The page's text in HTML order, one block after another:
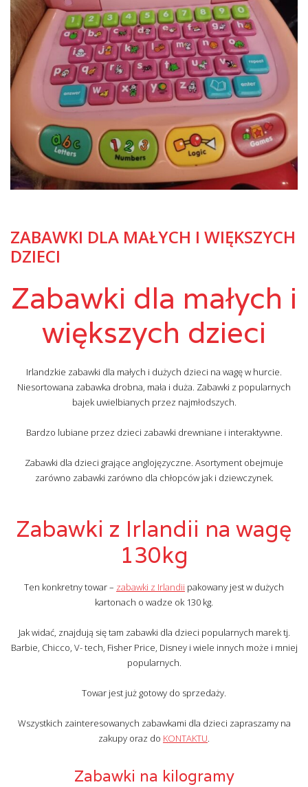
ZABAWKI DLA MAŁYCH I WIĘKSZYCH
DZIECI
Zabawki dla małych i
większych dzieci
Irlandzkie zabawki dla małych i dużych dzieci na wagę w hurcie.
Niesortowana zabawka drobna, mała i duża. Zabawki z popularnych
bajek uwielbianych przez najmłodszych.
Bardzo lubiane przez dzieci zabawki drewniane i interaktywne.
Zabawki dla dzieci grające anglojęzyczne. Asortyment obejmuje
zarówno zabawki zarówno dla chłopców jak i dziewczynek.
Zabawki z Irlandii na wagę
130kg
Ten konkretny towar – zabawki z Irlandii pakowany jest w dużych
kartonach o wadze ok 130 kg.
Jak widać, znajdują się tam zabawki dla dzieci popularnych marek tj.
Barbie, Chicco, V- tech, Fisher Price, Disney i wiele innych może i mniej
popularnych.
Towar jest już gotowy do sprzedaży.
Wszystkich zainteresowanych zabawkami dla dzieci zapraszamy na
zakupy oraz do KONTAKTU.
Zabawki na kilogramy